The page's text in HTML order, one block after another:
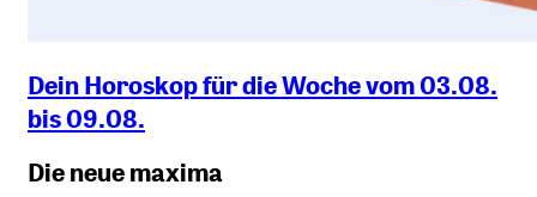
Dein Horoskop für die Woche vom 03.08.
bis 09.08.
Die neue maxima